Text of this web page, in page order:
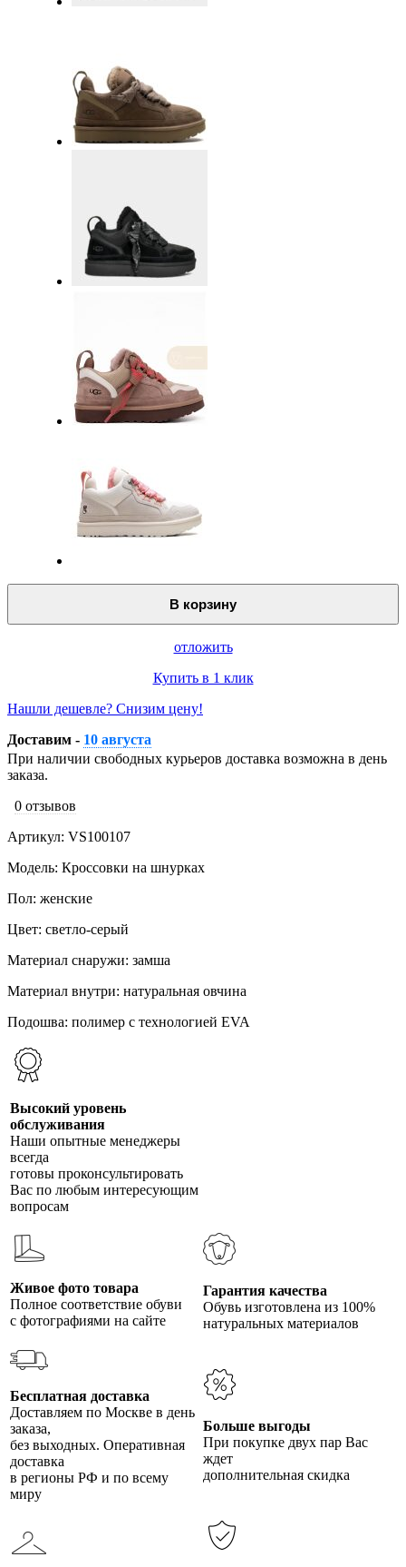
В корзину
отложить
Купить в 1 клик
Нашли дешевле? Снизим цену!
Доставим - 10 августа
При наличии свободных курьеров доставка возможна в день
заказа.
0 отзывов
Артикул: VS100107
Модель: Кроссовки на шнурках
Пол: женские
Цвет: светло-серый
Материал снаружи: замша
Материал внутри: натуральная овчина
Подошва: полимер с технологией EVA
Высокий уровень
обслуживания
Наши опытные менеджеры
всегда
готовы проконсультировать
Вас по любым интересующим
вопросам
Живое фото товара
Полное соответствие обуви
с фотографиями на сайте
Гарантия качества
Обувь изготовлена из 100%
натуральных материалов
Бесплатная доставка
Доставляем по Москве в день
заказа,
без выходных. Оперативная
доставка
в регионы РФ и по всему
миру
Больше выгоды
При покупке двух пар Вас
ждет
дополнительная скидка